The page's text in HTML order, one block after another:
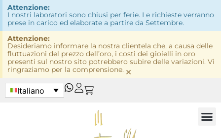
Attenzione:
I nostri laboratori sono chiusi per ferie. Le richieste verranno
prese in carico ed elaborate a partire da Settembre.
Attenzione:
Desideriamo informare la nostra clientela che, a causa delle
fluttuazioni del prezzo dell’oro, i costi dei gioielli in oro
presenti sul nostro sito potrebbero subire delle variazioni. Vi
ringraziamo per la comprensione. ×
Italiano